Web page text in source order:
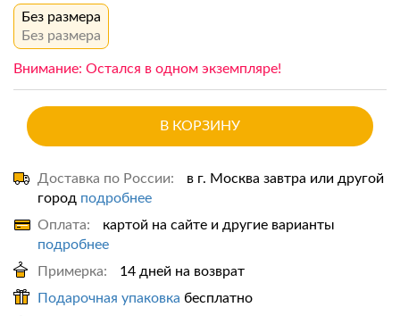
Без размера
Без размера
Внимание: Остался в одном экземпляре!
В КОРЗИНУ
Доставка по России:
в г. Москва завтра или другой
город подробнее
Оплата:
картой на сайте и другие варианты
подробнее
Примерка:
14 дней на возврат
Подарочная упаковка бесплатно